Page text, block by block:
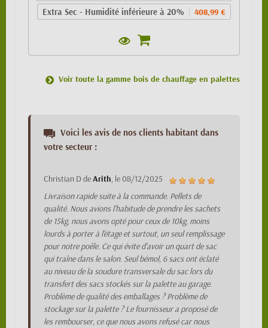
Extra Sec - Humidité inférieure à 20% 408,99 €
Voir toute la gamme bois de chauffage en palettes
Voici les avis de nos clients habitant dans
votre secteur :
Christian DdeArith, le08/12/2025
Livraison rapide suite à la commande. Pellets de
qualité. Nous avions l'habitude de prendre les sachets
de 15kg, nous avons opté pour ceux de 10kg, moins
lourds à porter à l'étage et surtout, un seul remplissage
pour notre poêle. Ce qui évite d'avoir un quart de sac
qui traîne dans le salon. Seul bémol, 6 sacs ont éclaté
au niveau de la soudure transversale du sac lors du
transfert des sacs stockés sur la palette au garage.
Problème de qualité des emballages ? Problème de
stockage sur la palette ? Le fournisseur a proposé de
les rembourser, ce que nous avons refusé car nous